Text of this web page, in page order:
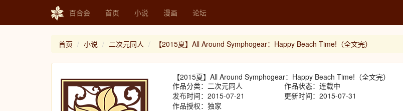
百合会 首页 小说 漫画 论坛
首页 小说 二次元同人 【2015夏】All Around Symphogear：Happy Beach Time!（全文完）
【2015夏】All Around Symphogear：Happy Beach Time!（全文完）
作品分类：二次元同人
作品状态：连载中
发布时间：2015-07-21
更新时间：2015-07-31
作品授权：独家